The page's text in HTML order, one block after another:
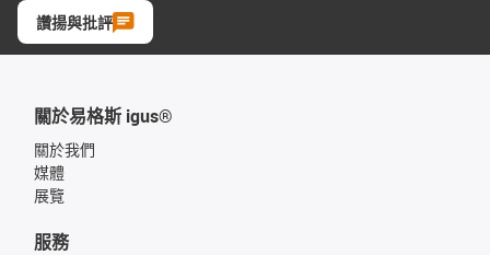
讚揚與批評
關於易格斯 igus®
關於我們
媒體
展覽
服務